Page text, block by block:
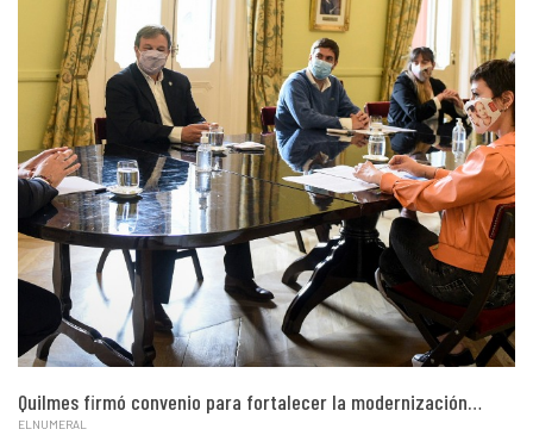
Quilmes firmó convenio para fortalecer la modernización…
ELNUMERAL